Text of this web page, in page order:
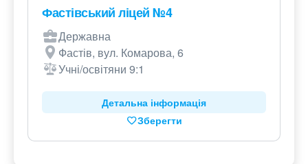
Фастівський ліцей №4
Державна
Фастів, вул. Комарова, 6
Учні/освітяни 9:1
Детальна інформація
Зберегти